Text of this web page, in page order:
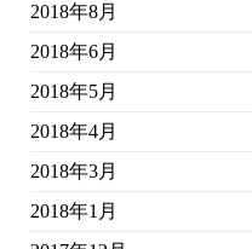
2018年8月
2018年6月
2018年5月
2018年4月
2018年3月
2018年1月